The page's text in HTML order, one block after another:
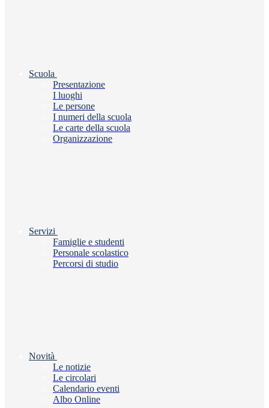
Scuola
Presentazione
I luoghi
Le persone
I numeri della scuola
Le carte della scuola
Organizzazione
Servizi
Famiglie e studenti
Personale scolastico
Percorsi di studio
Novità
Le notizie
Le circolari
Calendario eventi
Albo Online